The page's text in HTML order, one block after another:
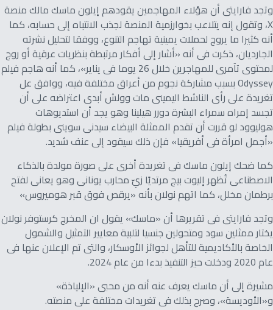
وتجد فارايتى أن هؤلاء المهاجمين يقودهم إيلون ماسك مالك منصة
X، وتقول إنه يتلاعب بخوارزمية المنصة لجذب الانتباه إلى حسابه، كما
أنه كثيرا ما يروج لحملات يمينية تهاجم التنوع، ووفقا لتحليل نشرته
الجارديان، ذكرت فى أنه «أشار إلى أفكار مرتبطة بنظريات عرقية أو روج
لمحتوى تآمرى للمهاجرين خلال 26 يوما فى يناير»، كما أنه هاجم فيلم
Odyssey بسبب مشاركة نجوم من أعراق مختلفة فيه، ووافق عل
تغريدة على رأى الناشط اليمينى مات وولش أبدى اعتراضه على أن
تجسد إمراه سمراء البشرة دورر هيلينا وهو يجد أن استديوهات
هوليوود لو قررت أن تقدم الممثلة البيضاء سيدنى سوينى بطولة فيلم
«أجمل امرأة فى أفريقيا» فإن ذلك سيقود إلى عنف شديد.
كما ضحك إيلون ماسك فى تغريدة أخرى على صورة مولدة بالذكاء
الاصطناعى تُظهر إليوت بيج مرتديًا زيّ محارب يونانى وهو يعانى لفتح
برطمان مخلل، كما اتهم نولان بأنه «يرقص فوق قبر هوميروس»
وتجد فارايتى فى تقريرها أن «ماسك» يقول ان المخرج كرستوفر نولان
يختار ممثلين سود ومتحولين جنسيا لتلبية معايير التمثيل والشمول
الخاصة بالأكاديمية للتأهل لجوائز الأوسكار، والتى تم الإعلان عنها فى
عام 2020 ودخلت حيز التنفيذ بدءا من عام 2024.
مشيرة إلى أن ماسك يعرف عنه أنه من محبى «الإلياذة»
و«الأوديسة»، وصرح بذلك فى تغريدات مختلفة على منصته.